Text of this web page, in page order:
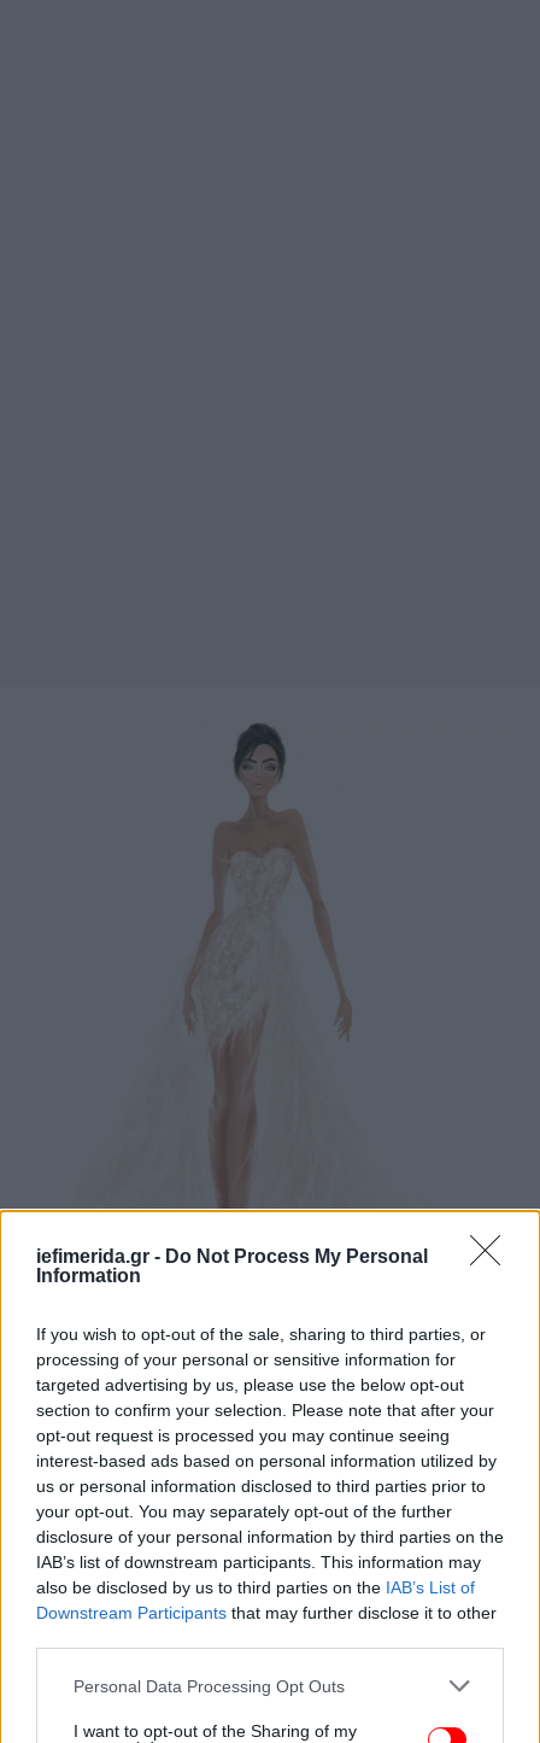
iefimerida.gr - Do Not Process My Personal
Information
If you wish to opt-out of the sale, sharing to third parties, or
processing of your personal or sensitive information for
targeted advertising by us, please use the below opt-out
section to confirm your selection. Please note that after your
opt-out request is processed you may continue seeing
interest-based ads based on personal information utilized by
us or personal information disclosed to third parties prior to
your opt-out. You may separately opt-out of the further
disclosure of your personal information by third parties on the
IAB’s list of downstream participants. This information may
also be disclosed by us to third parties on the IAB’s List of
Downstream Participants that may further disclose it to other
Please note that this website/app uses one or more Google
not limited to your visit or usage behaviour. You may click to
Personal Data Processing Opt Outs
I want to opt-out of the Sharing of my
Η Βικτόρια Μπέκαμ έραψε τις παράνυμφους
Όσο για τους παράνυμφούς της, η Νάντια Φερέιρα
επέλεξε τη Βικτόρια Μπέκαμ για να τις ντύσει.
Μάλιστα, η Βρετανίδα σχεδιάστρια, παρόλο που δεν
ήταν παρούσα στον γάμο, ανέβασε στιγμιότυπο των
νεονύμφων, με τον σύζυγό της Ντέιβιντ στο βάθος.
Στη λεζάντα έγραψε: «Συγχαρητήρια κύριε και
πολύ και ήταν μεγάλη μας τιμή να είμαστε μέρος
της ξεχωριστής σας ημέρας και να γιορτάσουμε την